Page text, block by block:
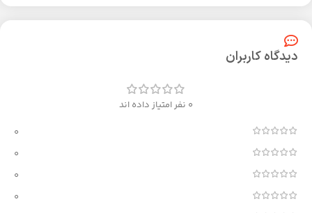
دیدگاه کاربران
0 نفر امتیاز داده اند
0
0
0
0